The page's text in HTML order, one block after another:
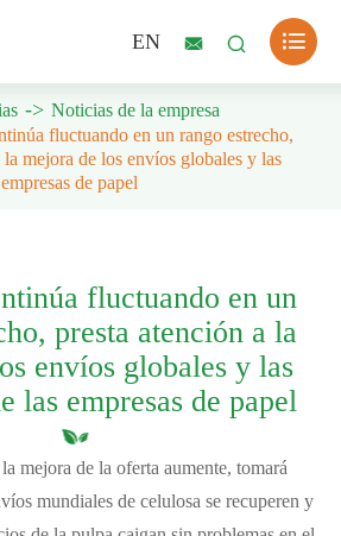
EN   
Noticias de la empresa
fluctuando en un rango estrecho,
la mejora de los envíos globales y las
de papel
fluctuando en un
presta atención a la
envíos globales y las
las empresas de papel
mejora de la oferta aumente, tomará
mundiales de celulosa se recuperen y